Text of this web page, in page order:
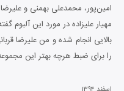
امین‌پور، محمدعلی بهمنی و
مهیار علیزاده در مورد این
بالایی انجام شده و من علیرضا
را برای ضبط هرچه بهتر این